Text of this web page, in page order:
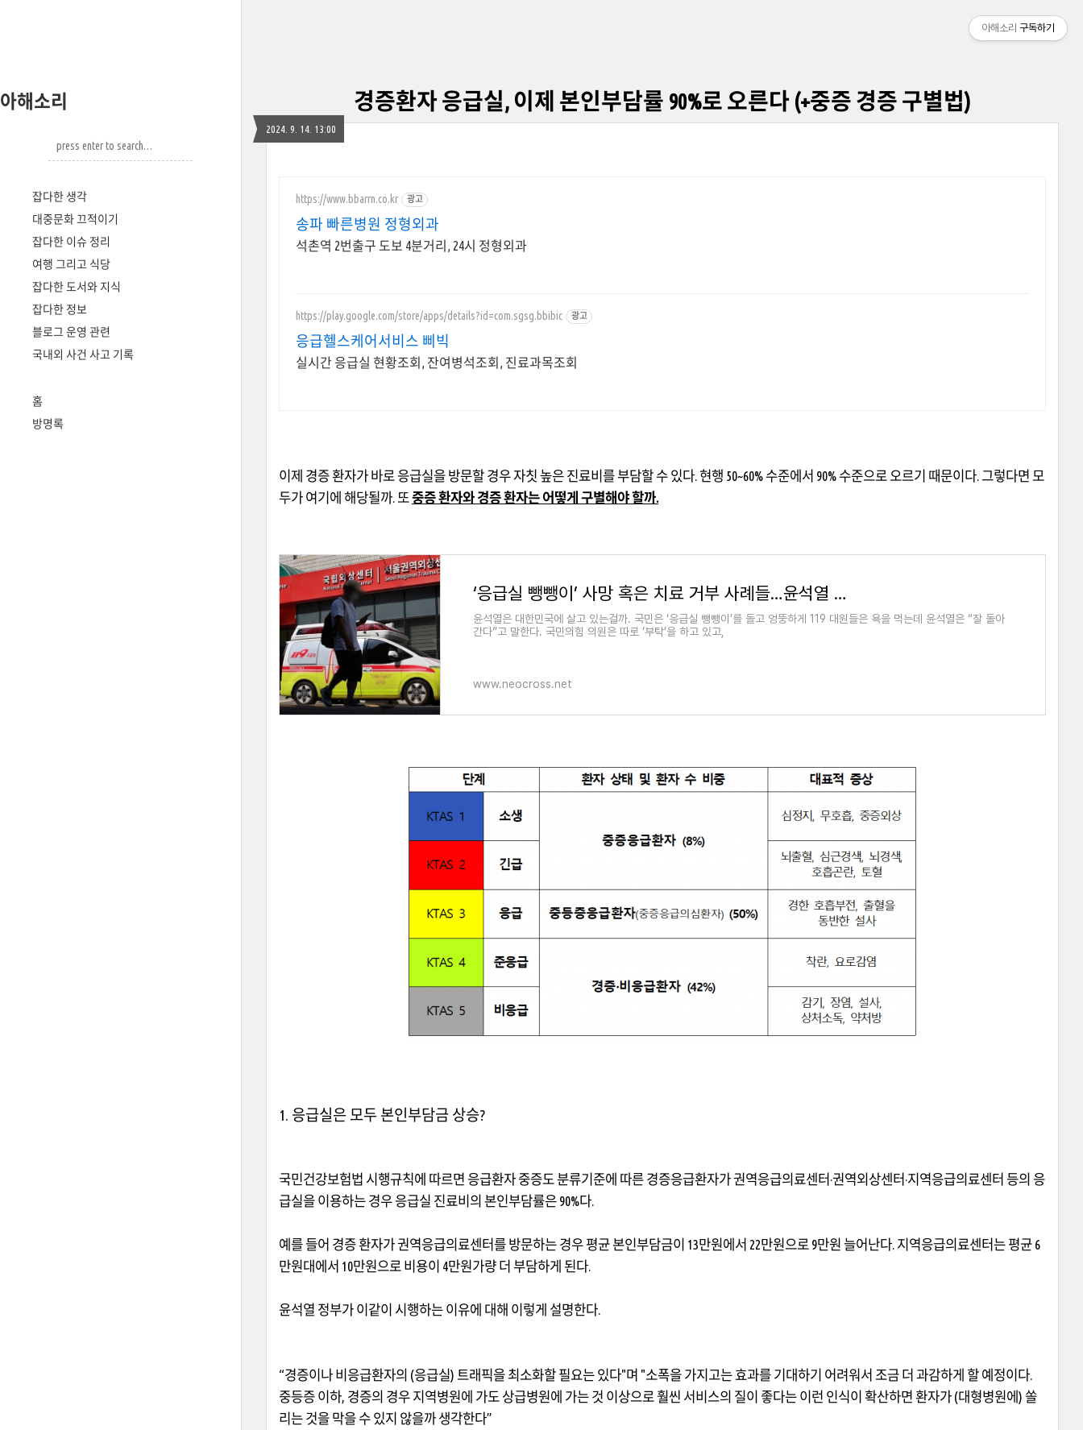
아해소리
잡다한 생각
대중문화 끄적이기
잡다한 이슈 정리
여행 그리고 식당
잡다한 도서와 지식
잡다한 정보
블로그 운영 관련
국내외 사건 사고 기록
홈
방명록
경증환자 응급실, 이제 본인부담률 90%로 오른다 (+중증 경증 구별법)
2024. 9. 14. 13:00
https://www.bbarrn.co.kr 광고
송파 빠른병원 정형외과
석촌역 2번출구 도보 4분거리, 24시 정형외과
https://play.google.com/store/apps/details?id=com.sgsg.bbibic 광고
응급헬스케어서비스 삐빅
실시간 응급실 현황조회, 잔여병석조회, 진료과목조회
이제 경증 환자가 바로 응급실을 방문할 경우 자칫 높은 진료비를 부담할 수 있다 현행 50~60% 수준에서 90% 수준으로 오르기 때문이다 그렇다면 모
두가 여기에 해당될까 또 중증 환자와 경증 환자는 어떻게 구별해야 할까.
‘응급실 뺑뺑이’ 사망 혹은 치료 거부 사례들…윤석열 정부 관계자 발언들.
윤석열은 대한민국에 살고 있는걸까. 국민은 ‘응급실 뺑뺑이’를 돌고 엉뚱하게 119 대원들은 욕을 먹는데 윤석열은 “잘 돌아
간다”고 말한다. 국민의힘 의원은 따로 ‘부탁’을 하고 있고,
www.neocross.net
1. 응급실은 모두 본인부담금 상승?
국민건강보험법 시행규칙에 따르면 응급환자 중증도 분류기준에 따른 경증응급환자가 권역응급의료센터 ·권역외상센터 ·지역응급의료센터 등의 응
급실을 이용하는 경우 응급실 진료비의 본인부담률은 90%다.
예를 들어 경증 환자가 권역응급의료센터를 방문하는 경우 평균 본인부담금이 13만원에서 22만원으로 9만원 늘어난다. 지역응급의료센터는 평균 6
만원대에서 10만원으로 비용이 4만원가량 더 부담하게 된다.
윤석열 정부가 이같이 시행하는 이유에 대해 이렇게 설명한다.
“경증이나 비응급환자의 (응급실) 트래픽을 최소화할 필요는 있다"며 "소폭을 가지고는 효과를 기대하기 어려워서 조금 더 과감하게 할 예정이다.
중등증 이하, 경증의 경우 지역병원에 가도 상급병원에 가는 것 이상으로 훨씬 서비스의 질이 좋다는 이런 인식이 확산하면 환자가 (대형병원에 ) 쏠
리는 것을 막을 수 있지 않을까 생각한다”
아해소리 구독하기